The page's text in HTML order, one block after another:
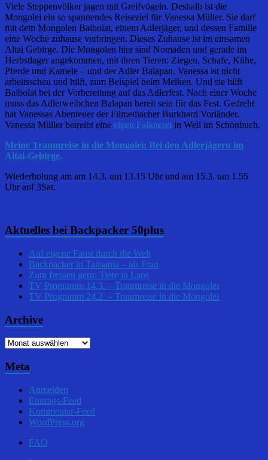
Viele Steppenvölker jagen mit Greifvögeln. Deshalb ist die
Mongolei ein so spannendes Reiseziel für Vanessa Müller. Sie darf
mit dem Mongolen Baibolat, einem Adlerjäger, und dessen Familie
eine Woche zuhause verbringen. Dieses Zuhause ist im einsamen
Altai Gebirge. Die Mongolen hier sind Nomaden und gerade im
Herbstlager angekommen, mit ihren Tieren: Ziegen, Schafe, Kühe,
Pferde und Kamele – und der Adler Balapan. Vanessa ist nicht
arbeitsscheu und hilft, zum Beispiel beim Melken. Und sie hilft
Baibolat bei der Vorbereitung auf das Adlerfest. Nach einer Woche
muss das Adlerweibchen Balapan bereit sein für das Fest. Gedreht
hat Vanessas Abenteuer der Filmemacher Burkhard Vorländer.
Vanessa Müller betreibt eine eigen Falknerei in Weil im Schönbuch.
Meine Traumreise in die Mongolei: Bei den Adlerjägern im
Altai-Gebirge.
Wiederholung am am 14.3. um 13.15 Uhr und am 15.3. um 1.55
Uhr auf 3Sat.
Aktuelles bei Backpacker 50plus
Auf eigene Faust durch die Welt
Backpacker in Tansania – als Frau
Zum fressen gern: Tiere in Laos
TV Programm 14.3. – Traumreise in die Mongolei
TV Programm 24.2. – Traumreise in die Mongolei
Archive
Archive
Meta
Anmelden
Eintrags-Feed
Kommentar-Feed
WordPress.org
FAQ